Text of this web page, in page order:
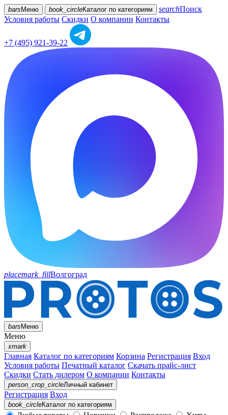
bars Меню book_circleКаталог по категориям searchПоиск
Условия работы Скидки О компании Контакты
+7 (495) 921-39-22
placemark_fillВолгоград
barsМеню
Меню
xmark
Главная Каталог по категориям Корзина Регистрация Вход
Условия работы Печатный каталог Скачать прайс-лист
Скидки Стать дилером О компании Контакты
person_crop_circleЛичный кабинет
Регистрация Вход
book_circleКаталог по категориям